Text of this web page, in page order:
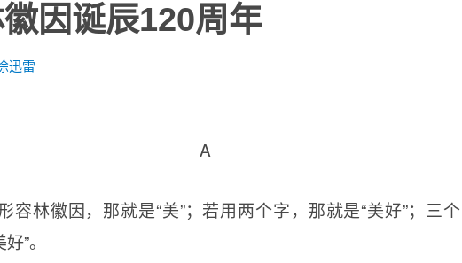
因诞辰120周年
迅雷
A
容林徽因，那就是“美”；若用两个字，那就是“美好”；三
”。